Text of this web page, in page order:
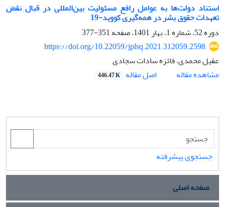
استناد دولت‌ها به عوامل رافع مسئولیت بین‌المللی در قبال نقض
تعهدات حقوق بشر در همه‌گیری کووید-19
دوره 52، شماره 1، بهار 1401، صفحه
351-377
https://doi.org/10.22059/jplsq.2021.312059.2598
عقیل محمدی، فائزه سادات سجادی
مشاهده مقاله
اصل مقاله 446.47 K
جستجوی پیشرفته
صفحه اصلی